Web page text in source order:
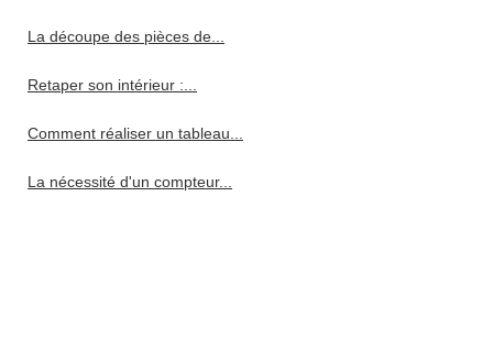
La découpe des pièces de...
Retaper son intérieur :...
Comment réaliser un tableau...
La nécessité d'un compteur...